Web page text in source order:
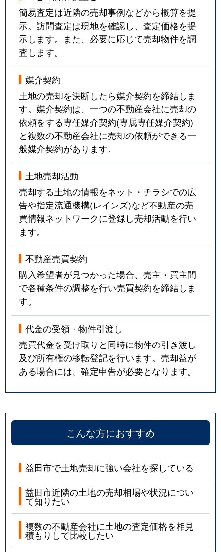
簡易査定は近隣の売却事例などから概算を提
示。訪問査定は現地を確認し、査定価格を提
示します。また、必要に応じて売却物件を調
査します。
媒介契約
土地の売却を決断したら媒介契約を締結しま
す。媒介契約は、一つの不動産会社に売却の
依頼をする専任媒介契約(専属専任媒介契約)
と複数の不動産会社に売却の依頼ができる一
般媒介契約があります。
土地売却活動
売却する土地の情報をネット・チラシでの広
告や指定流通機構(レインズ)など不動産の売
買情報ネットワークに登録し売却活動を行い
ます。
不動産売買契約
購入希望者が見つかった場合、売主・買主間
で各種条件の調整を行い売買契約を締結しま
す。
代金の受領・物件引渡し
売買代金を受け取りと同時に物件の引き渡し
及び所有権の移転登記を行います。売却益が
ある場合には、確定申告が必要となります。
こんな方におすすめ
益田市で土地売却に強い会社を探している
益田市近隣の土地の売却相場や状況につい
て知りたい
複数の不動産会社に土地の査定価格を相見
積もりして比較したい